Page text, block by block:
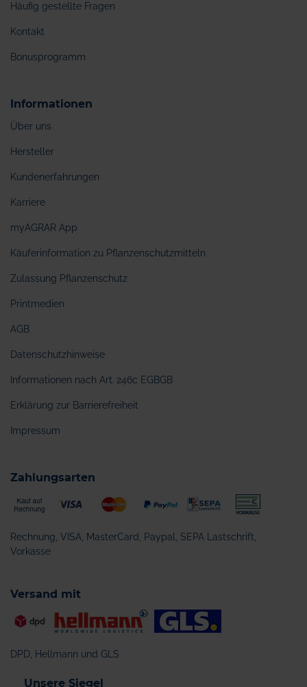
Häufig gestellte Fragen
Kontakt
Bonusprogramm
Informationen
Über uns
Hersteller
Kundenerfahrungen
Karriere
myAGRAR App
Käuferinformation zu Pflanzenschutzmitteln
Zulassung Pflanzenschutz
Printmedien
AGB
Datenschutzhinweise
Informationen nach Art. 246c EGBGB
Erklärung zur Barrierefreiheit
Impressum
Zahlungsarten
Rechnung, VISA, MasterCard, Paypal, SEPA Lastschrift,
Vorkasse
Versand mit
DPD, Hellmann und GLS
Unsere Siegel